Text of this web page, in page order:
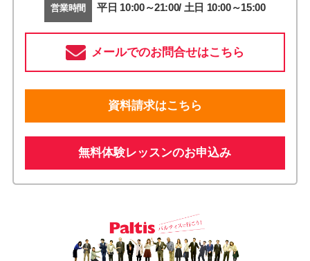
営業時間 平日 10:00～21:00/ 土日 10:00～15:00
メールでのお問合せはこちら
資料請求はこちら
無料体験レッスンのお申込み